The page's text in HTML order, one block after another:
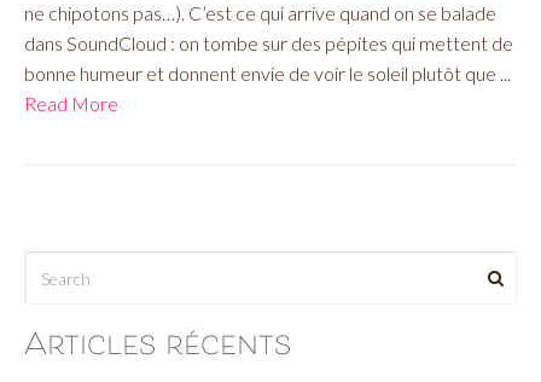
ne chipotons pas…). C’est ce qui arrive quand on se balade
dans SoundCloud : on tombe sur des pépites qui mettent de
bonne humeur et donnent envie de voir le soleil plutôt que ...
Read More
Articles récents